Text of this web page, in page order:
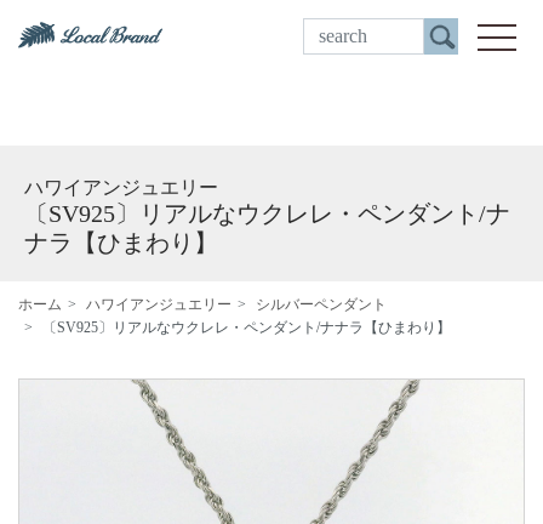
ご来店予約
ハワイアンジュエリー
〔SV925〕リアルなウクレレ・ペンダント/ナ
ナラ【ひまわり】
ホーム ハワイアンジュエリー
シルバーペンダント
〔SV925〕リアルなウクレレ・ペンダント/ナナラ【ひまわり】